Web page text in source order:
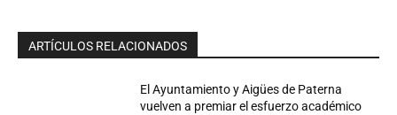
ARTÍCULOS RELACIONADOS
El Ayuntamiento y Aigües de Paterna
vuelven a premiar el esfuerzo académico